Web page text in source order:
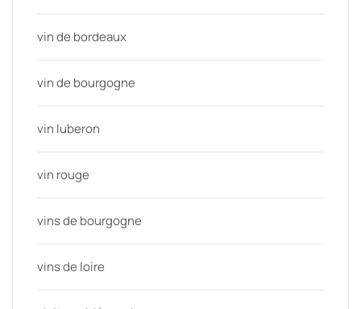
vin de bordeaux
vin de bourgogne
vin luberon
vin rouge
vins de bourgogne
vins de loire